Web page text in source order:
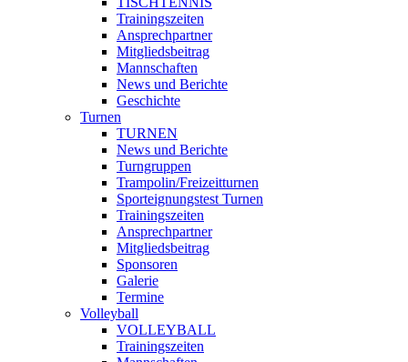
Trainingszeiten
Ansprechpartner
Mitgliedsbeitrag
Mannschaften
News und Berichte
Geschichte
Turnen
TURNEN
News und Berichte
Turngruppen
Trampolin/Freizeitturnen
Sporteignungstest Turnen
Trainingszeiten
Ansprechpartner
Mitgliedsbeitrag
Sponsoren
Galerie
Termine
Volleyball
VOLLEYBALL
Trainingszeiten